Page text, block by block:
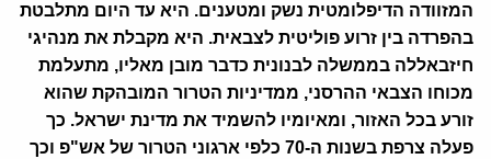
המזוודה הדיפלומטית נשק ומטענים. היא עד היום מתלבטת
בהפרדה בין זרוע פוליטית לצבאית. היא מקבלת את מנהיגי
חיזבאללה בממשלה לבנונית כדבר מובן מאליו, מתעלמת
מכוחו הצבאי ההרסני, ממדיניות הטרור המובהקת שהוא
זורע בכל האזור, ומאיומיו להשמיד את מדינת ישראל. כך
פעלה צרפת בשנות ה-70 כלפי ארגוני הטרור של אש"פ וכך